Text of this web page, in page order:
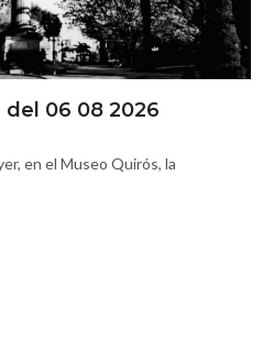
del 06 08 2026
en el Museo Quirós, la